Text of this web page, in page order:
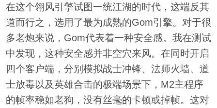
在这个翎风引擎试图一统江湖的时代，这端反其
道而行之，选用了最为成熟的Gom引擎。对于很
多老炮来说，Gom代表着一种安全感。我在测试
中发现，这种安全感并非空穴来风。在同时开启
四个客户端，分别模拟战士冲锋、法师火墙、道
士放毒以及英雄合击的极端场景下，M2主程序
的帧率稳如老狗，没有丝毫的卡顿或掉帧。这对